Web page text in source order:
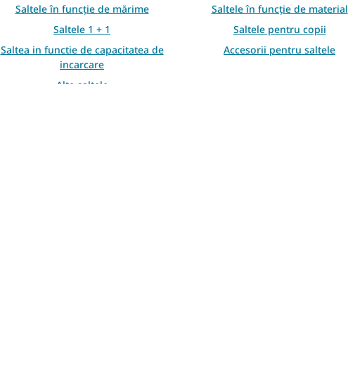
Saltele în funcție de mărime Saltele în funcție de material
Saltele 1 + 1
Saltele pentru copii
Saltea in functie de capacitatea de
incarcare
Accesorii pentru saltele
Alte saltele